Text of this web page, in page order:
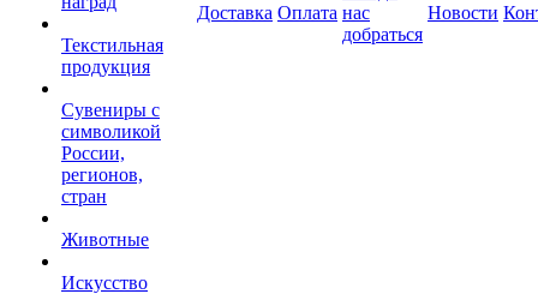
Текстильная
продукция
Сувениры с
символикой
России,
регионов,
стран
Животные
Искусство
Доставка Оплата нас
добраться
Новости